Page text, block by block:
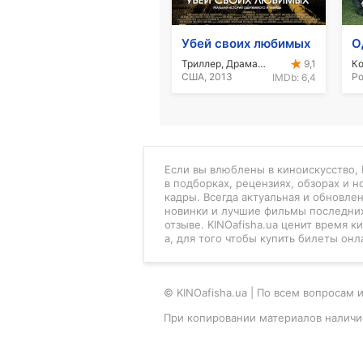
Убей своих любимых
Триллер, Драма, Мелодрама
США, 2013
9,1
IMDb: 6,4
Если вы влюблены в киноискусство,
в подборках, рецензиях, обзорах и
кадры. Всегда актуальная и
новинки и лучшие фильмы
отзыве. KINOafisha.ua ценит время
а, для того чтобы купить билеты
© KINOafisha.ua | По всем
При копировании материалов